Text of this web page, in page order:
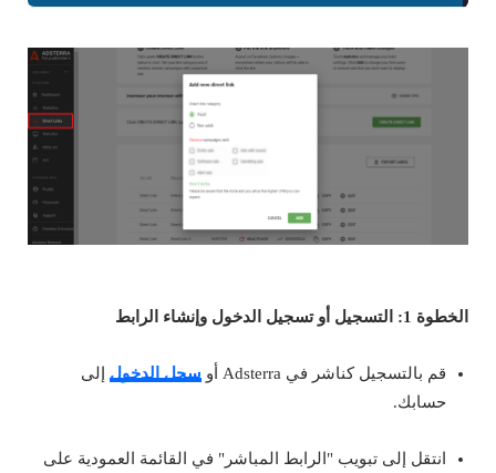
الخطوة 1: التسجيل أو تسجيل الدخول وإنشاء الرابط
قم بالتسجيل كناشر في Adsterra أو سجل الدخول إلى
حسابك.
انتقل إلى تبويب "الرابط المباشر" في القائمة العمودية على